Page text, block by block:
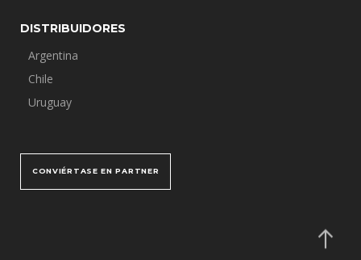
DISTRIBUIDORES
Argentina
Chile
Uruguay
CONVIÉRTASE EN PARTNER